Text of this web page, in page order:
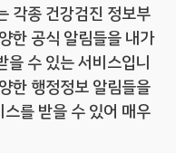
각종 건강검진 정보부
한 공식 알림들을 내가
을 수 있는 서비스입니
한 행정정보 알림들을
를 받을 수 있어 매우